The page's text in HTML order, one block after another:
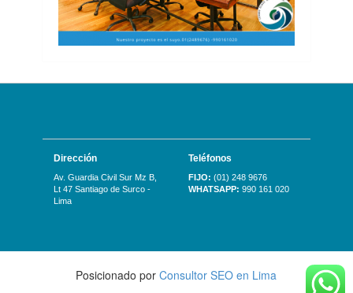
Dirección
Av. Guardia Civil Sur Mz B,
Lt 47 Santiago de Surco -
Lima
Teléfonos
FIJO: (01) 248 9676
WHATSAPP: 990 161 020
Posicionado porConsultor SEO en Lima